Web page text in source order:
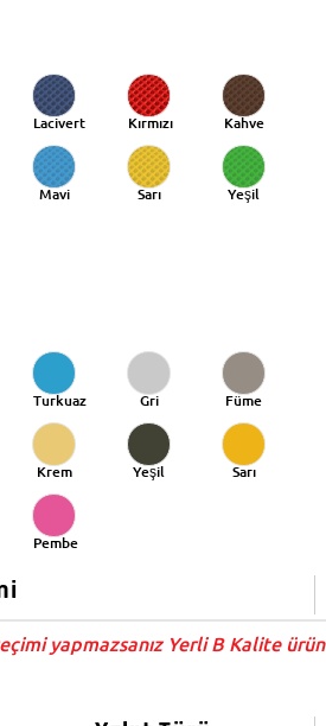
Lacivert Kırmızı Kahve
Mavi Sarı Yeşil
Turkuaz Gri Füme
Krem Yeşil Sarı
Pembe
yapmazsanız Yerli B Kalite ürün